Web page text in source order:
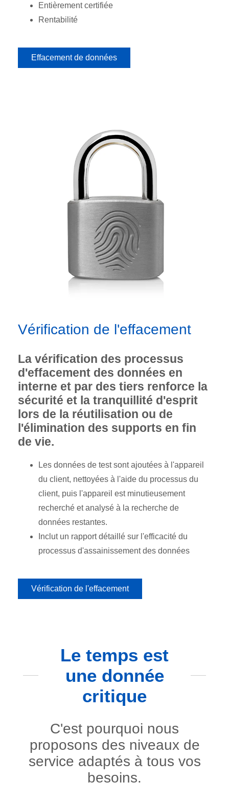
Entièrement certifiée
Rentabilité
Effacement de données
Vérification de l'effacement
La vérification des processus
d'effacement des données en
interne et par des tiers renforce la
sécurité et la tranquillité d'esprit
lors de la réutilisation ou de
l'élimination des supports en fin
de vie.
Les données de test sont ajoutées à l'appareil
du client, nettoyées à l'aide du processus du
client, puis l'appareil est minutieusement
recherché et analysé à la recherche de
données restantes.
Inclut un rapport détaillé sur l'efficacité du
processus d'assainissement des données
Vérification de l'effacement
Le temps est
une donnée
critique
C'est pourquoi nous
proposons des niveaux de
service adaptés à tous vos
besoins.